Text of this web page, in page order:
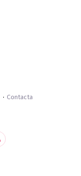
Contacta